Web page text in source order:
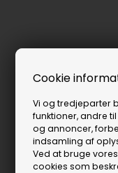
Cookie
Vi og tredjeparter
funktioner, andre
og annoncer,
indsamling af
Ved at bruge
cookies som